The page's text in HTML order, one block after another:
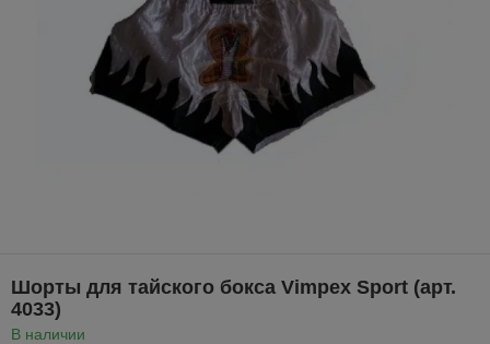
Шорты для тайского бокса Vimpex Sport (арт.
4033)
В наличии